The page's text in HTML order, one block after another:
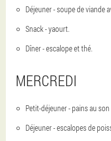
Déjeuner - soupe de viande
Snack - yaourt.
Dîner - escalope et thé.
MERCREDI
Petit-déjeuner - pains au
Déjeuner - escalopes de